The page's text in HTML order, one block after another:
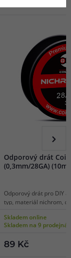
Odporový drát
(0,3mm/28GA) (10m)
Odporový drát pro DIY
typ, materiál nichrom,
Skladem online
Skladem na 9
89 Kč